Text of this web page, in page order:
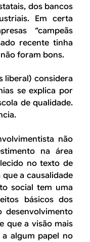
dos bancos
Em certa
“campeãs
recente tinha
foram bons.
liberal) considera
se explica por
de qualidade.
não
na área
no texto de
a causalidade
social tem uma
básicos dos
que a visão mais
algum papel no